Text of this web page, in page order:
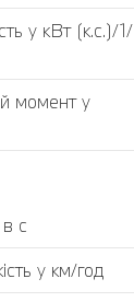
у кВт (к.с.)/1/
момент у
с
у км/год